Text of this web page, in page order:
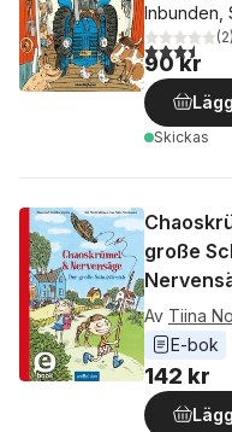
Inbunden,
3,5utav 5 (2)
90 kr
Skickas
große
Av Tiina
E-bok
142 kr